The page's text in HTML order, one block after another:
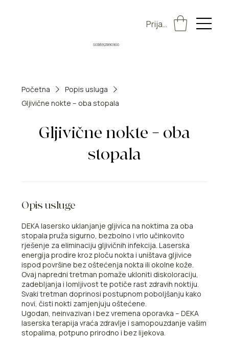
Prijava
00385923890900
Početna
Popis usluga
Gljivične nokte – oba stopala
Gljivične nokte – oba
stopala
Opis usluge
DEKA lasersko uklanjanje gljivica na noktima za oba
stopala pruža sigurno, bezbolno i vrlo učinkovito
rješenje za eliminaciju gljivičnih infekcija. Laserska
energija prodire kroz ploču nokta i uništava gljivice
ispod površine bez oštećenja nokta ili okolne kože.
Ovaj napredni tretman pomaže ukloniti diskoloraciju,
zadebljanja i lomljivost te potiče rast zdravih noktiju.
Svaki tretman doprinosi postupnom poboljšanju kako
novi, čisti nokti zamjenjuju oštećene.
Ugodan, neinvazivan i bez vremena oporavka – DEKA
laserska terapija vraća zdravlje i samopouzdanje vašim
stopalima, potpuno prirodno i bez lijekova.